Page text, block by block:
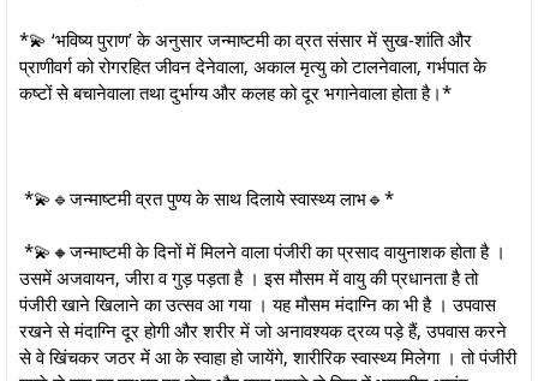
*💫 ‘भविष्य पुराण’ के अनुसार जन्माष्टमी का व्रत संसार में सुख-शांति और
प्राणीवर्ग को रोगरहित जीवन देनेवाला, अकाल मृत्यु को टालनेवाला, गर्भपात के
कष्टों से बचानेवाला तथा दुर्भाग्य और कलह को दूर भगानेवाला होता है।*
*💫🔹जन्माष्टमी व्रत पुण्य के साथ दिलाये स्वास्थ्य लाभ🔹*
*💫🔸जन्माष्टमी के दिनों में मिलने वाला पंजीरी का प्रसाद वायुनाशक होता है ।
उसमें अजवायन, जीरा व गुड़ पड़ता है । इस मौसम में वायु की प्रधानता है तो
पंजीरी खाने खिलाने का उत्सव आ गया । यह मौसम मंदाग्नि का भी है । उपवास
रखने से मंदाग्नि दूर होगी और शरीर में जो अनावश्यक द्रव्य पड़े हैं, उपवास करने
से वे खिंचकर जठर में आ के स्वाहा हो जायेंगे, शारीरिक स्वास्थ्य मिलेगा । तो पंजीरी